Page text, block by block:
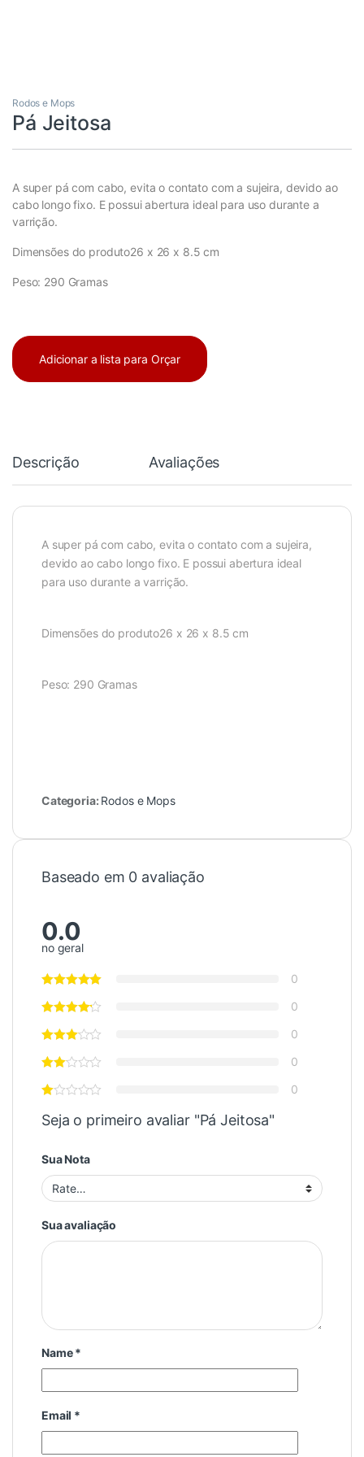
Rodos e Mops
Pá Jeitosa
A super pá com cabo, evita o contato com a sujeira, devido ao
cabo longo fixo. E possui abertura ideal para uso durante a
varrição.
Dimensões do produto26 x 26 x 8.5 cm
Peso: 290 Gramas
Adicionar a lista para Orçar
Descrição Avaliações
A super pá com cabo, evita o contato com a sujeira,
devido ao cabo longo fixo. E possui abertura ideal
para uso durante a varrição.
Dimensões do produto26 x 26 x 8.5 cm
Peso: 290 Gramas
Categoria: Rodos e Mops
Baseado em 0 avaliação
0.0
no geral
0
0
0
0
0
Seja o primeiro avaliar "Pá Jeitosa"
Sua Nota
Sua avaliação
Name*
Email *